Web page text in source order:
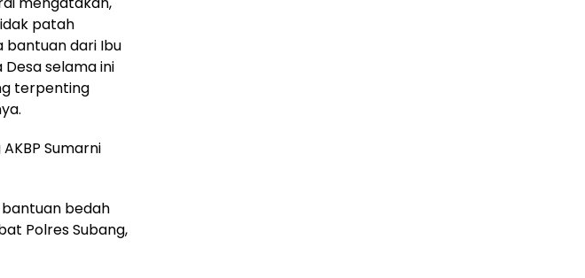
patah
bantuan dari Ibu
selama ini
terpenting
Sumarni
bantuan bedah
Polres Subang,